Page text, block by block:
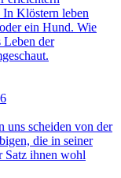
Klöstern leben
ein Hund. Wie
Leben der
uns scheiden von der
die in seiner
Satz ihnen wohl